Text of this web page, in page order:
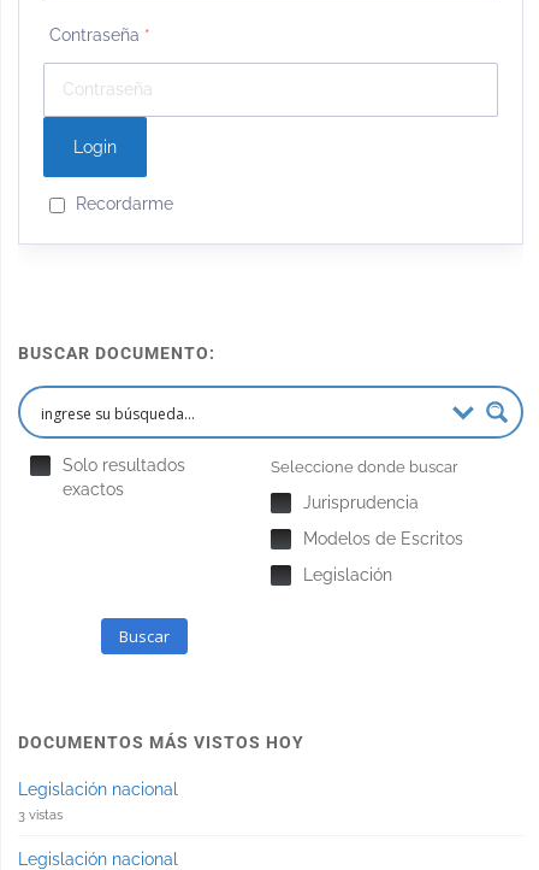
Contraseña *
Recordarme
BUSCAR DOCUMENTO:
Solo resultados
exactos
Seleccione donde buscar
Jurisprudencia
Modelos de Escritos
Legislación
Buscar
DOCUMENTOS MÁS VISTOS HOY
Legislación nacional
3 vistas
Legislación nacional